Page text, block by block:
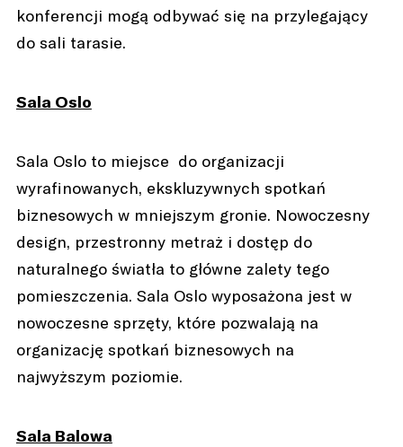
konferencji mogą odbywać się na przylegający
do sali tarasie.
Sala Oslo
Sala Oslo to miejsce do organizacji
wyrafinowanych, ekskluzywnych spotkań
biznesowych w mniejszym gronie. Nowoczesny
design, przestronny metraż i dostęp do
naturalnego światła to główne zalety tego
pomieszczenia. Sala Oslo wyposażona jest w
nowoczesne sprzęty, które pozwalają na
organizację spotkań biznesowych na
najwyższym poziomie.
Sala Balowa